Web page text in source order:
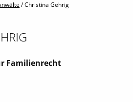
/Christina Gehrig
Familienrecht